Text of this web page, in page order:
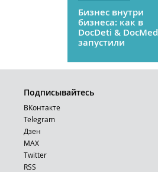
Бизнес внутри
бизнеса: как в
DocDeti & DocMed
запустили
как стартап
Подписывайтесь
ВКонтакте
Telegram
Дзен
MAX
Тwitter
RSS